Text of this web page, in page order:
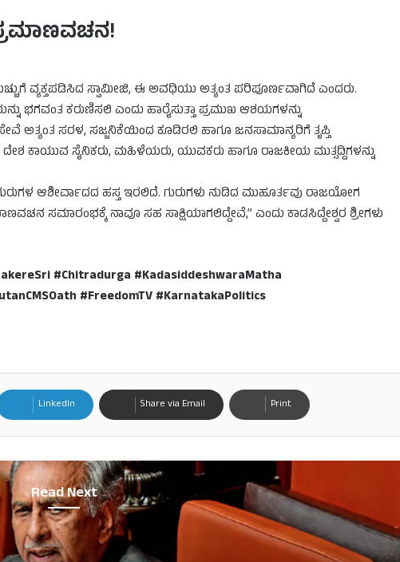
ವ್ಯಕ್ತಪಡಿಸಿದ ಸ್ವಾಮೀಜಿ, ಈ ಅವಧಿಯು ಅತ್ಯಂತ ಪರಿಪೂರ್ಣವಾಗಿದೆ ಎಂದರು.
ಭಗವಂತ ಕರುಣಿಸಲಿ ಎಂದು ಹಾರೈಸುತ್ತಾ ಪ್ರಮುಖ ಆಶಯಗಳನ್ನು
ಅತ್ಯಂತ ಸರಳ, ಸಜ್ಜನಿಕೆಯಿಂದ ಕೂಡಿರಲಿ ಹಾಗೂ ಜನಸಾಮಾನ್ಯರಿಗೆ ತೃಪ್ತಿ
ದೇಶ ಕಾಯುವ ಸೈನಿಕರು, ಮಹಿಳೆಯರು, ಯುವಕರು ಹಾಗೂ ರಾಜಕೀಯ ಮುತ್ಸದ್ದಿಗಳನ್ನು
ಆಶೀರ್ವಾದದ ಹಸ್ತ ಇರಲಿದೆ. ಗುರುಗಳು ನುಡಿದ ಮುಹೂರ್ತವು ರಾಜಯೋಗ
ಸಮಾರಂಭಕ್ಕೆ ನಾವೂ ಸಹ ಸಾಕ್ಷಿಯಾಗಲಿದ್ದೇವೆ,” ಎಂದು ಕಾಡಸಿದ್ದೇಶ್ವರ ಶ್ರೀಗಳು
#Chitradurga #KadasiddeshwaraMatha
#FreedomTV #KarnatakaPolitics
LinkedIn Share via Email Print
Read Next